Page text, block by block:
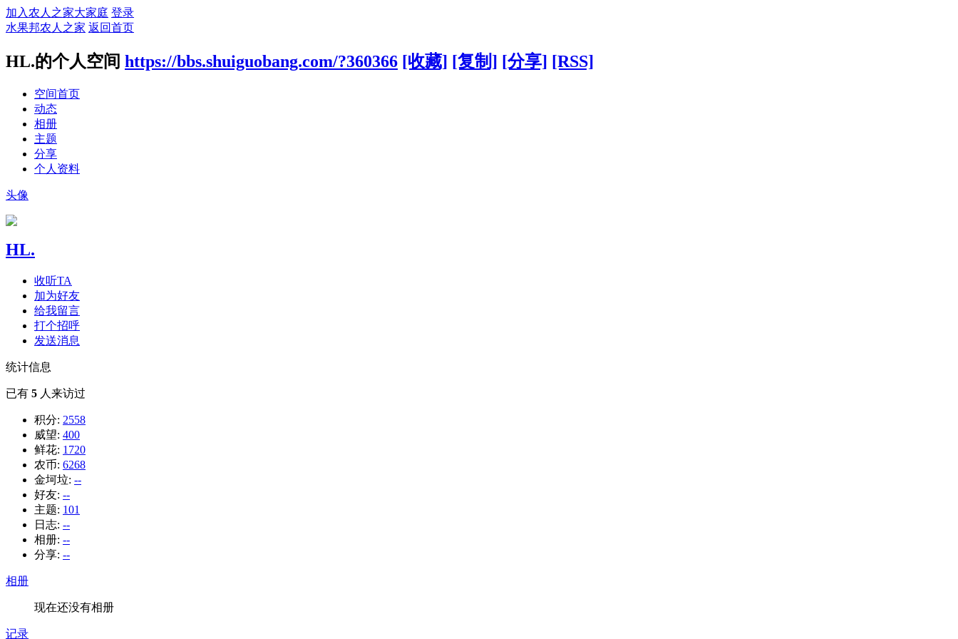
加入农人之家大家庭 登录
水果邦农人之家 返回首页
HL.的个人空间 https://bbs.shuiguobang.com/?360366 [收藏] [复制] [分享] [RSS]
空间首页
动态
相册
主题
分享
个人资料
头像
HL.
收听TA
加为好友
给我留言
打个招呼
发送消息
统计信息
已有 5 人来访过
积分: 2558
威望: 400
鲜花: 1720
农币: 6268
金坷垃: --
好友: --
主题: 101
日志: --
相册: --
分享: --
相册
现在还没有相册
记录